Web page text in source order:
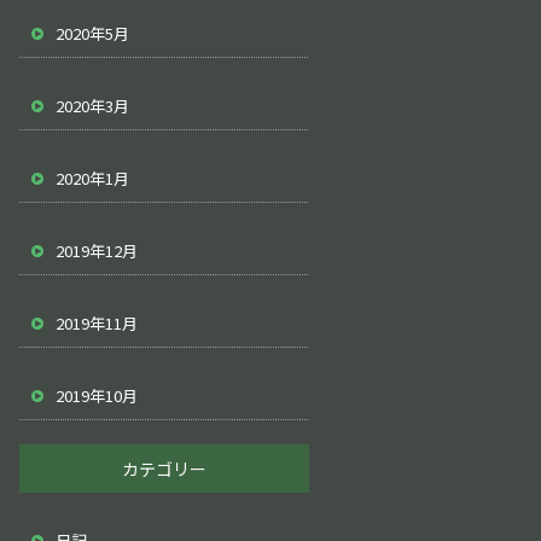
2020年5月
2020年3月
2020年1月
2019年12月
2019年11月
2019年10月
カテゴリー